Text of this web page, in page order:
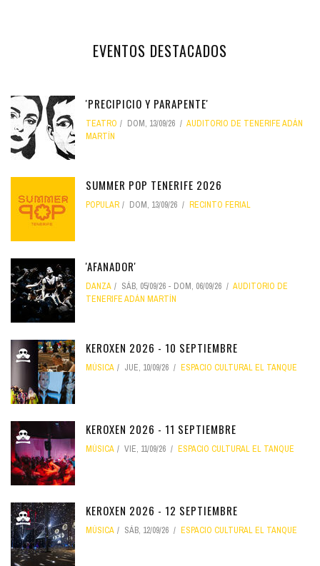
EVENTOS DESTACADOS
'PRECIPICIO Y PARAPENTE'
TEATRO DOM, 13/09/26
AUDITORIO DE TENERIFE ADÁN
MARTÍN
SUMMER POP TENERIFE 2026
POPULAR DOM, 13/09/26 RECINTO FERIAL
'AFANADOR'
DANZA SÁB, 05/09/26 - DOM, 06/09/26
AUDITORIO DE
TENERIFE ADÁN MARTÍN
KEROXEN 2026 - 10 SEPTIEMBRE
MÚSICA JUE, 10/09/26 ESPACIO CULTURAL EL TANQUE
KEROXEN 2026 - 11 SEPTIEMBRE
MÚSICA VIE, 11/09/26 ESPACIO CULTURAL EL TANQUE
KEROXEN 2026 - 12 SEPTIEMBRE
MÚSICA SÁB, 12/09/26 ESPACIO CULTURAL EL TANQUE